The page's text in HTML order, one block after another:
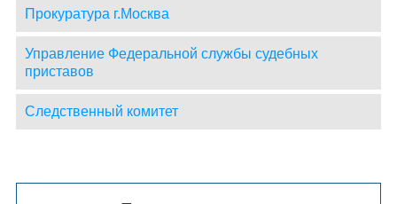
Прокуратура г.Москва
Управление Федеральной службы судебных
приставов
Следственный комитет